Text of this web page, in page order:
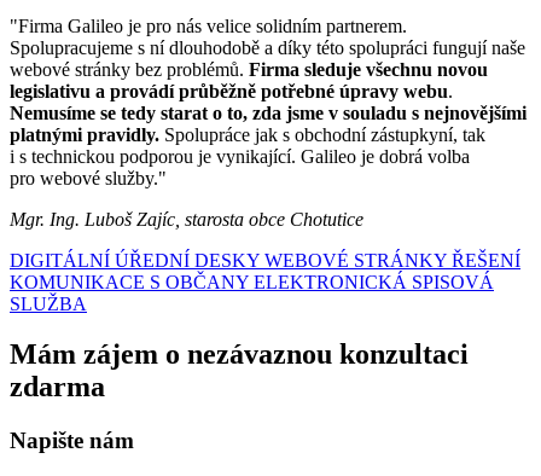
"Firma Galileo je pro nás velice solidním partnerem.
Spolupracujeme s ní dlouhodobě a díky této spolupráci fungují naše
webové stránky bez problémů. Firma sleduje všechnu novou
legislativu a provádí průběžně potřebné úpravy webu.
Nemusíme se tedy starat o to, zda jsme v souladu s nejnovějšími
platnými pravidly. Spolupráce jak s obchodní zástupkyní, tak
i s technickou podporou je vynikající. Galileo je dobrá volba
pro webové služby."
Mgr. Ing. Luboš Zajíc, starosta obce Chotutice
DIGITÁLNÍ ÚŘEDNÍ DESKY WEBOVÉ STRÁNKY ŘEŠENÍ
KOMUNIKACE S OBČANY ELEKTRONICKÁ SPISOVÁ
SLUŽBA
Mám zájem o nezávaznou konzultaci
zdarma
Napište nám